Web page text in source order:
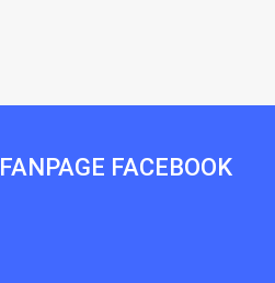
FANPAGE FACEBOOK